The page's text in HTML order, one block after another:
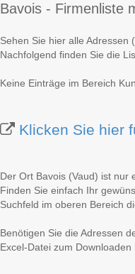
Bavois - Firmenliste
Sehen Sie hier alle Adressen
Nachfolgend finden Sie die
Keine Einträge im Bereich
Klicken Sie hier
Der Ort Bavois (Vaud) ist nur
Finden Sie einfach Ihr
Suchfeld im oberen Bereich
Benötigen Sie die Adressen
Excel-Datei zum Downloaden